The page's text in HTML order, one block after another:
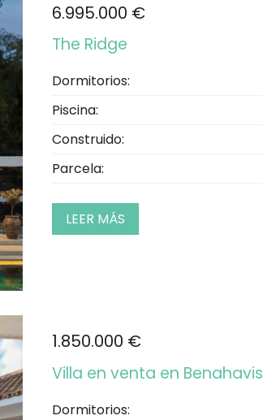
6.995.000 €
The Ridge
Dormitorios:
Piscina:
Construido:
Parcela:
LEER MÁS
1.850.000 €
Villa en venta en Benahavis
Dormitorios: